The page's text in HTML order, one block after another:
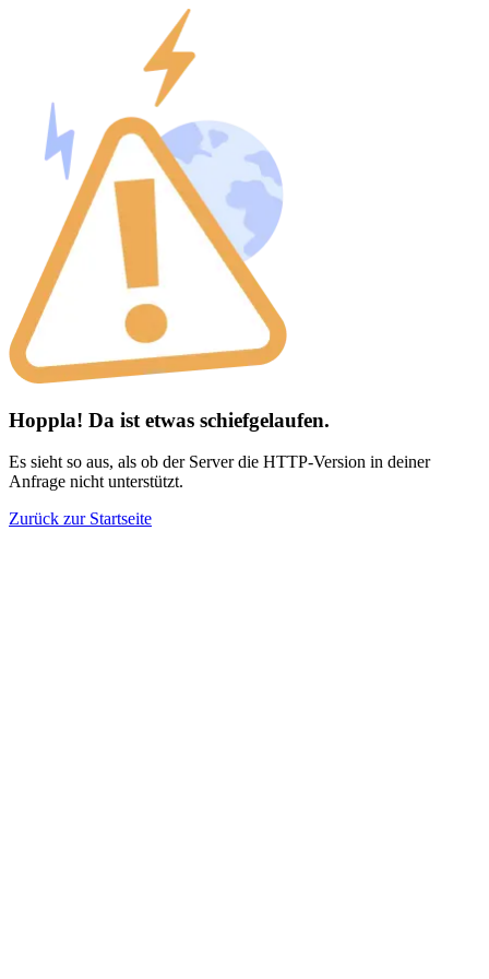
Hoppla! Da ist etwas schiefgelaufen.
Es sieht so aus, als ob der Server die HTTP-Version in deiner
Anfrage nicht unterstützt.
Zurück zur Startseite